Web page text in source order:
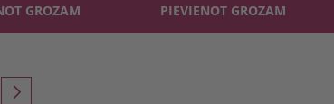
GROZAM PIEVIENOT GROZAM
reading page